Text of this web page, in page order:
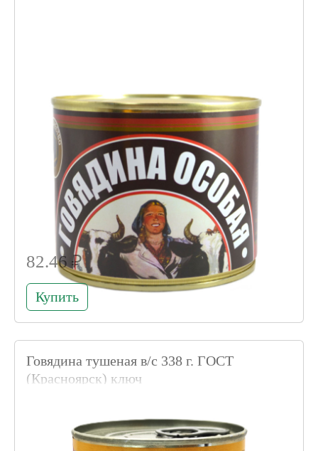
82.46 ₽
Купить
Говядина тушеная в/с 338 г. ГОСТ
(Красноярск) ключ